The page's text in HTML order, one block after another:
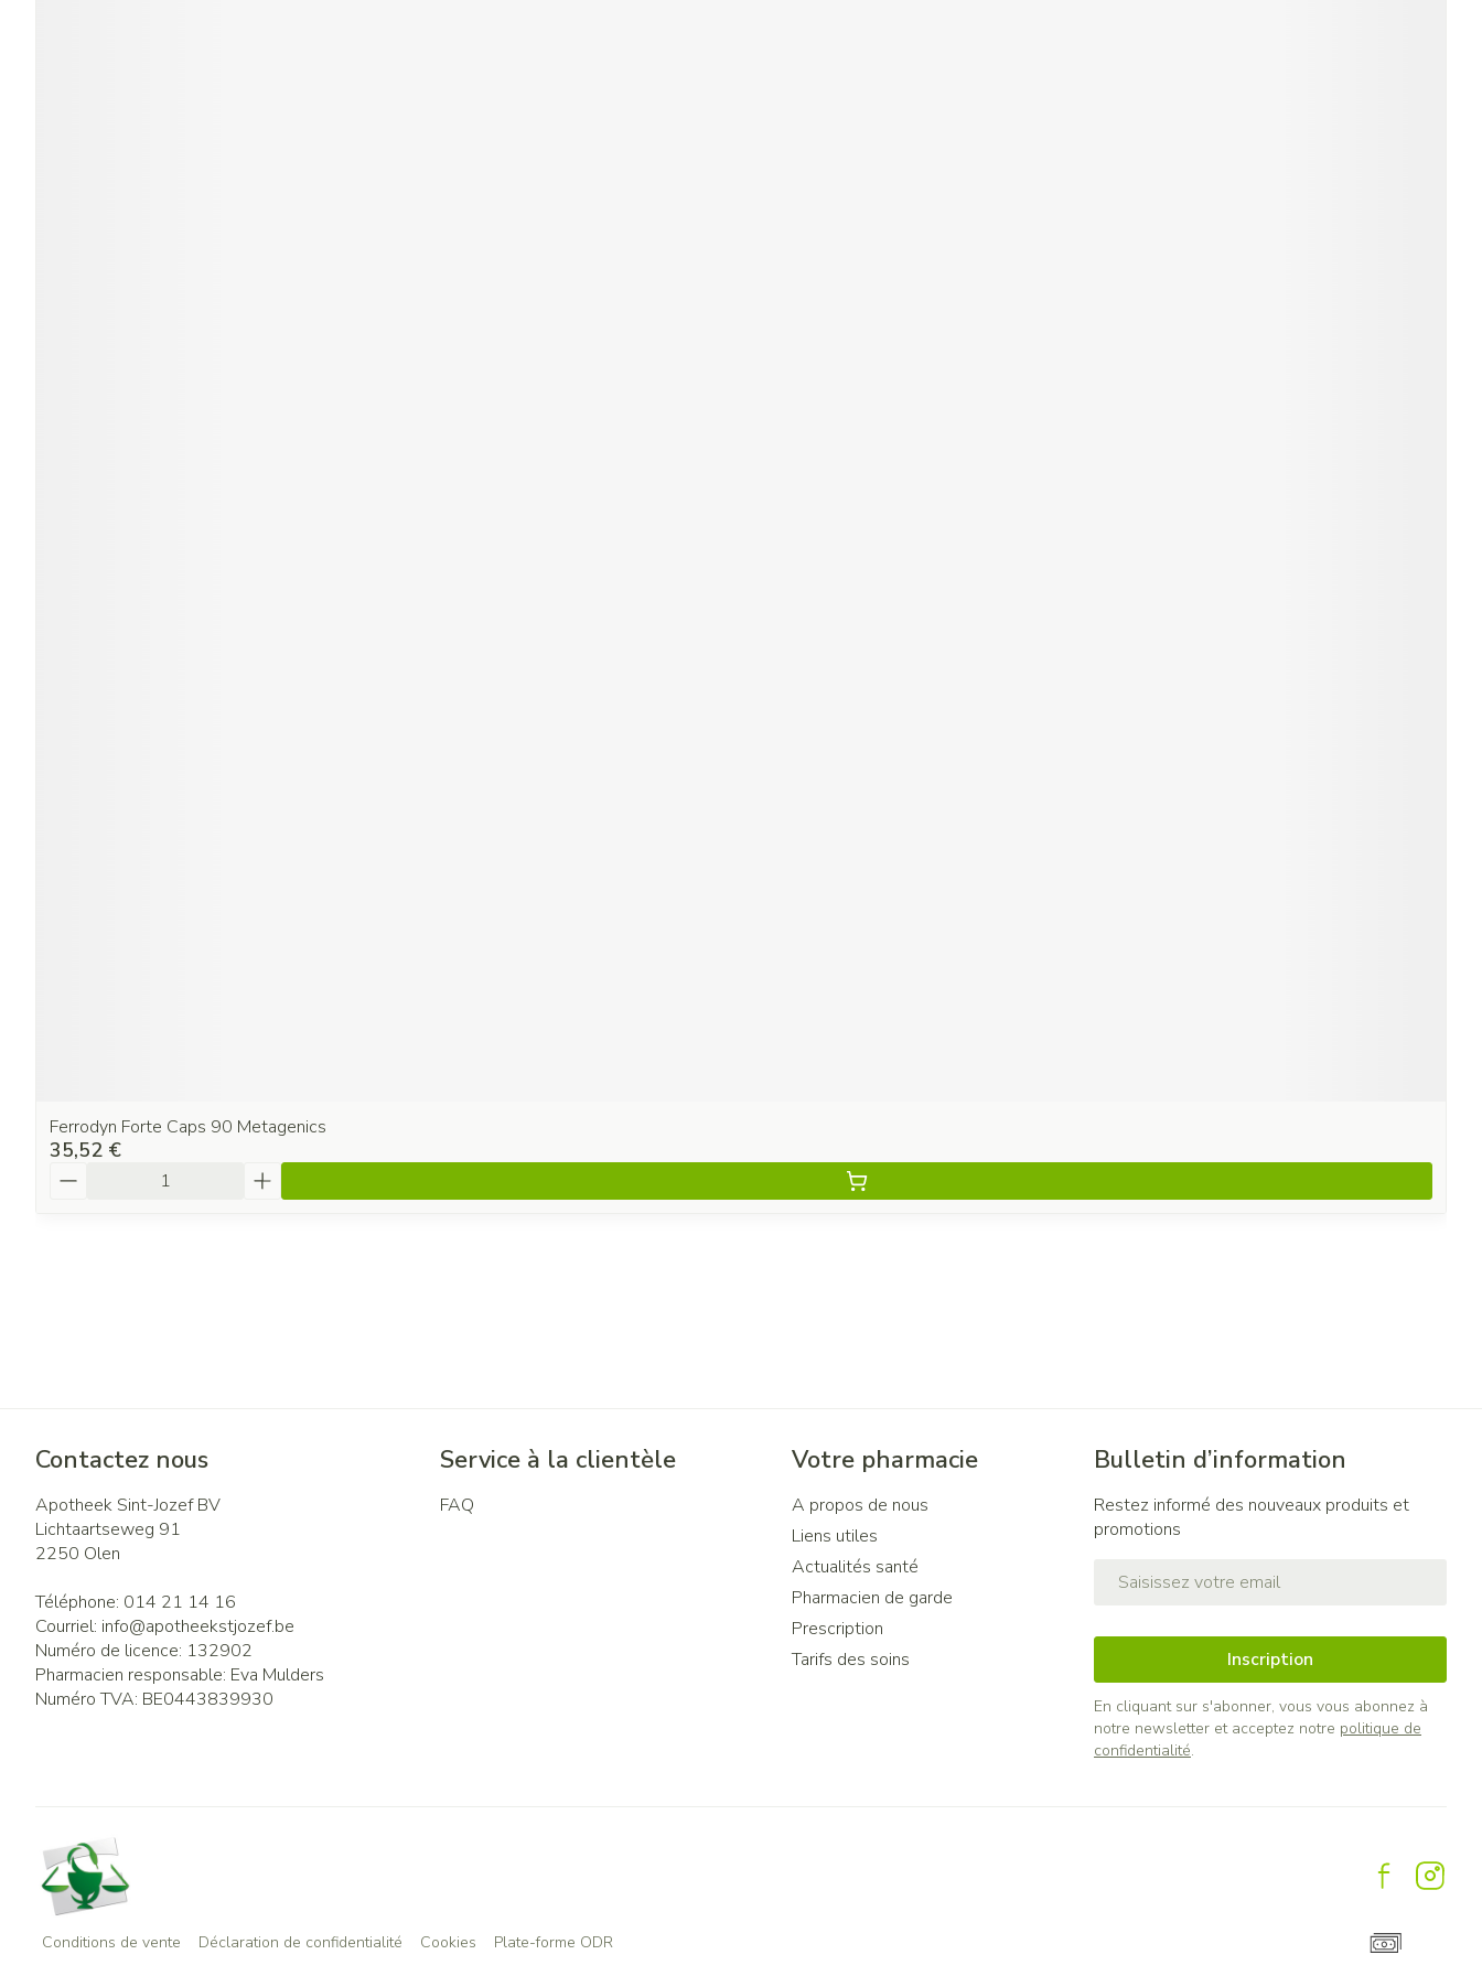
Ferrodyn Forte Caps 90 Metagenics
35,52 €
Contactez nous
Apotheek Sint-Jozef BV
Lichtaartseweg 91
2250 Olen
Téléphone: 014 21 14 16
Courriel: info@apotheekstjozef.be
Numéro de licence: 132902
Pharmacien responsable: Eva Mulders
Numéro TVA: BE0443839930
Service à la clientèle
FAQ
Votre pharmacie
A propos de nous
Liens utiles
Actualités santé
Pharmacien de garde
Prescription
Tarifs des soins
Bulletin d’information
Restez informé des nouveaux produits et
promotions
Inscription
En cliquant sur s'abonner, vous vous abonnez à
notre newsletter et acceptez notre politique de
confidentialité.
Conditions de vente Déclaration de confidentialité Cookies Plate-forme ODR